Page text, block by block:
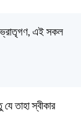
ভ্রাতৃগণ, এই সকল
যে তাহা স্বীকার